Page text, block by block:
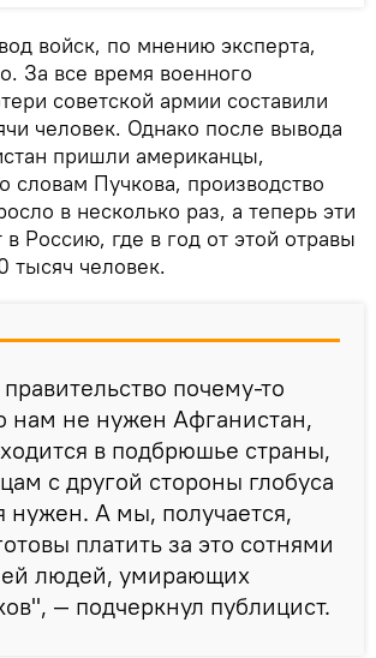
войск, по мнению эксперта,
За все время военного
советской армии составили
человек. Однако после вывода
пришли американцы,
словам Пучкова, производство
в несколько раз, а теперь эти
в Россию, где в год от этой отравы
тысяч человек.
почему-то
нам не нужен Афганистан,
в подбрюшье страны,
с другой стороны глобуса
нужен. А мы, получается,
платить за это сотнями
людей, умирающих
— подчеркнул публицист.